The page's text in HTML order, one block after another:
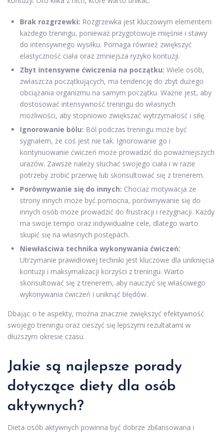
Brak rozgrzewki: Rozgrzewka jest kluczowym elementem
każdego treningu, ponieważ przygotowuje mięśnie i stawy
do intensywnego wysiłku. Pomaga również zwiększyć
elastyczność ciała oraz zmniejsza ryzyko kontuzji.
Zbyt intensywne ćwiczenia na początku: Wiele osób,
zwłaszcza początkujących, ma tendencję do zbyt dużego
obciążania organizmu na samym początku. Ważne jest, aby
dostosować intensywność treningu do własnych
możliwości, aby stopniowo zwiększać wytrzymałość i siłę.
Ignorowanie bólu: Ból podczas treningu może być
sygnałem, że coś jest nie tak. Ignorowanie go i
kontynuowanie ćwiczeń może prowadzić do poważniejszych
urazów. Zawsze należy słuchać swojego ciała i w razie
potrzeby zrobić przerwę lub skonsultować się z trenerem.
Porównywanie się do innych: Chociaż motywacja ze
strony innych może być pomocna, porównywanie się do
innych osób może prowadzić do frustracji i rezygnacji. Każdy
ma swoje tempo oraz indywidualne cele, dlatego warto
skupić się na własnych postępach.
Niewłaściwa technika wykonywania ćwiczeń:
Utrzymanie prawidłowej techniki jest kluczowe dla uniknięcia
kontuzji i maksymalizacji korzyści z treningu. Warto
skonsultować się z trenerem, aby nauczyć się właściwego
wykonywania ćwiczeń i uniknąć błędów.
Dbając o te aspekty, można znacznie zwiększyć efektywność
swojego treningu oraz cieszyć się lepszymi rezultatami w
dłuższym okresie czasu.
Jakie są najlepsze porady
dotyczące diety dla osób
aktywnych?
Dieta osób aktywnych powinna być dobrze zbilansowana i